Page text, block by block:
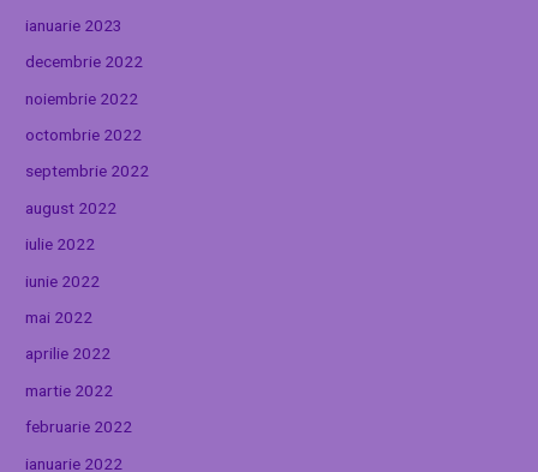
ianuarie 2023
decembrie 2022
noiembrie 2022
octombrie 2022
septembrie 2022
august 2022
iulie 2022
iunie 2022
mai 2022
aprilie 2022
martie 2022
februarie 2022
ianuarie 2022